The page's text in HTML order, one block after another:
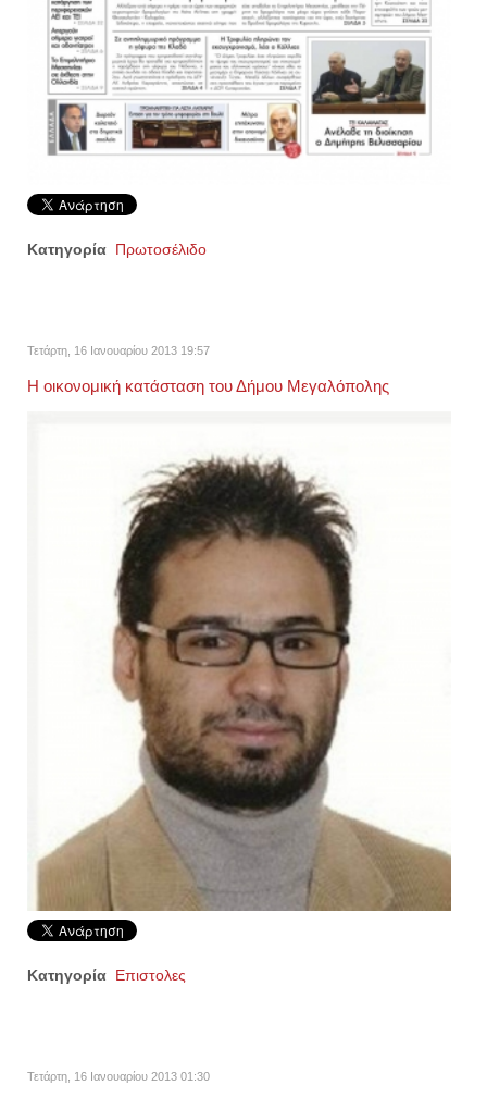
Κατηγορία Πρωτοσέλιδο
Τετάρτη, 16 Ιανουαρίου 2013 19:57
Η οικονομική κατάσταση του Δήμου Μεγαλόπολης
Κατηγορία Επιστολες
Τετάρτη, 16 Ιανουαρίου 2013 01:30